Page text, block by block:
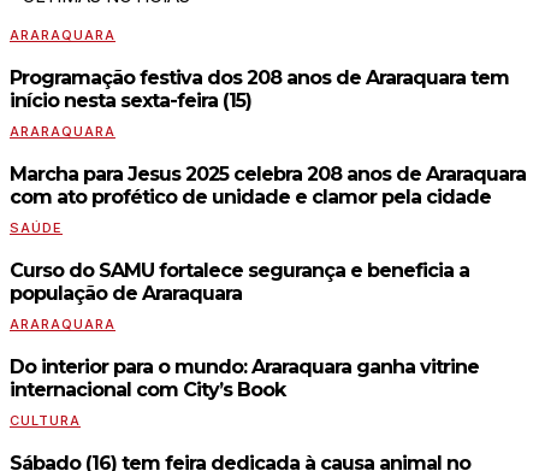
ARARAQUARA
Programação festiva dos 208 anos de Araraquara tem
início nesta sexta-feira (15)
ARARAQUARA
Marcha para Jesus 2025 celebra 208 anos de Araraquara
com ato profético de unidade e clamor pela cidade
SAÚDE
Curso do SAMU fortalece segurança e beneficia a
população de Araraquara
ARARAQUARA
Do interior para o mundo: Araraquara ganha vitrine
internacional com City’s Book
CULTURA
Sábado (16) tem feira dedicada à causa animal no